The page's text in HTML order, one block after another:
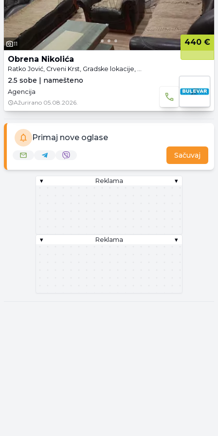
11
440 €
Obrena Nikolića
Ratko Jović, Crveni Krst, Gradske lokacije, Niš
2.5 sobe | namešteno
Agencija
Ažurirano 05.08.2026.
Primaj nove oglase
Sačuvaj
▾ Reklama ▾
▾ Reklama ▾